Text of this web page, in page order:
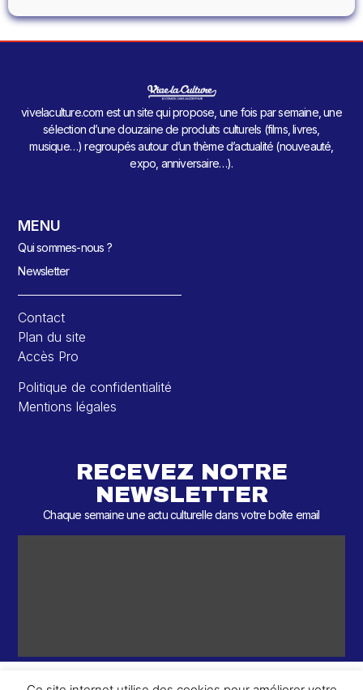
vivelaculture.com est un site qui propose, une fois par semaine, une
sélection d’une douzaine de produits culturels (films, livres,
musique…) regroupés autour d’un thème d’actualité (nouveauté,
expo, anniversaire…).
MENU
Qui sommes-nous ?
Newsletter
Contact
Plan du site
Accès Pro
Politique de confidentialité
Mentions légales
RECEVEZ NOTRE
NEWSLETTER
Chaque semaine une actu culturelle dans votre boîte email